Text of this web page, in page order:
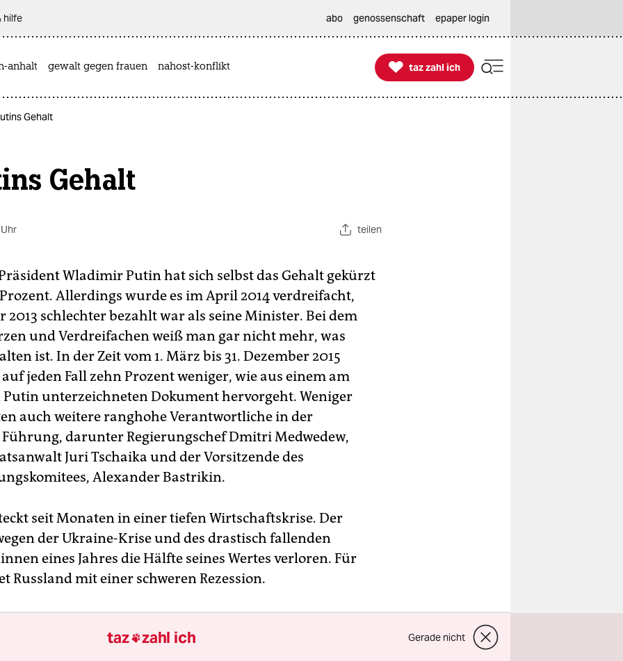
hilfe abo genossenschaft epaper login
anhalt gewalt gegen frauen nahost-konflikt 
taz zahl ich
taz zahl ich
Gehalt
Gehalt
teilen
Wladimir Putin hat sich selbst das Gehalt gekürzt
Allerdings wurde es im April 2014 verdreifacht,
2013 schlechter bezahlt war als seine Minister. Bei dem
und Verdreifachen weiß man gar nicht mehr, was
ist. In der Zeit vom 1. März bis 31. Dezember 2015
jeden Fall zehn Prozent weniger, wie aus einem am
Putin unterzeichneten Dokument hervorgeht. Weniger
auch weitere ranghohe Verantwortliche in der
darunter Regierungschef Dmitri Medwedew,
Juri Tschaika und der Vorsitzende des
Alexander Bastrikin.
seit Monaten in einer tiefen Wirtschaftskrise. Der
der Ukraine-Krise und des drastisch fallenden
eines Jahres die Hälfte seines Wertes verloren. Für
Russland mit einer schweren Rezession.
taz zahl ich Gerade nicht